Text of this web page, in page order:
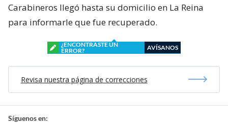
Carabineros llegó hasta su domicilio en La Reina
para informarle que fue recuperado.
¿ENCONTRASTE UN
ERROR?
AVÍSANOS
Revisa nuestra página de correcciones
Síguenos en: